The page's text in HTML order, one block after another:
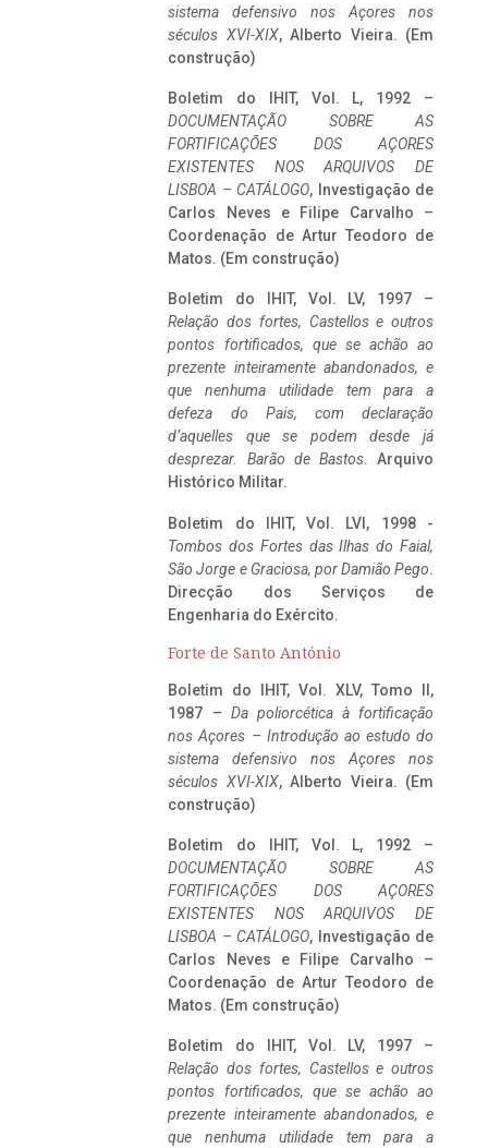
sistema defensivo nos Açores nos
séculos XVI-XIX, Alberto Vieira. (Em
construção)
Boletim do IHIT, Vol. L, 1992 –
DOCUMENTAÇÃO SOBRE AS
FORTIFICAÇÕES DOS AÇORES
EXISTENTES NOS ARQUIVOS DE
LISBOA – CATÁLOGO, Investigação de
Carlos Neves e Filipe Carvalho –
Coordenação de Artur Teodoro de
Matos. (Em construção)
Boletim do IHIT, Vol. LV, 1997 –
Relação dos fortes, Castellos e outros
pontos fortificados, que se achão ao
prezente inteiramente abandonados, e
que nenhuma utilidade tem para a
defeza do Pais, com declaração
d’aquelles que se podem desde já
desprezar. Barão de Bastos. Arquivo
Histórico Militar.
Boletim do IHIT, Vol. LVI, 1998 -
Tombos dos Fortes das Ilhas do Faial,
São Jorge e Graciosa, por Damião Pego.
Direcção dos Serviços de
Engenharia do Exército.
Forte de Santo António
Boletim do IHIT, Vol. XLV, Tomo II,
1987 – Da poliorcética à fortificação
nos Açores – Introdução ao estudo do
sistema defensivo nos Açores nos
séculos XVI-XIX, Alberto Vieira. (Em
construção)
Boletim do IHIT, Vol. L, 1992 –
DOCUMENTAÇÃO SOBRE AS
FORTIFICAÇÕES DOS AÇORES
EXISTENTES NOS ARQUIVOS DE
LISBOA – CATÁLOGO, Investigação de
Carlos Neves e Filipe Carvalho –
Coordenação de Artur Teodoro de
Matos. (Em construção)
Boletim do IHIT, Vol. LV, 1997 –
Relação dos fortes, Castellos e outros
pontos fortificados, que se achão ao
prezente inteiramente abandonados, e
que nenhuma utilidade tem para a